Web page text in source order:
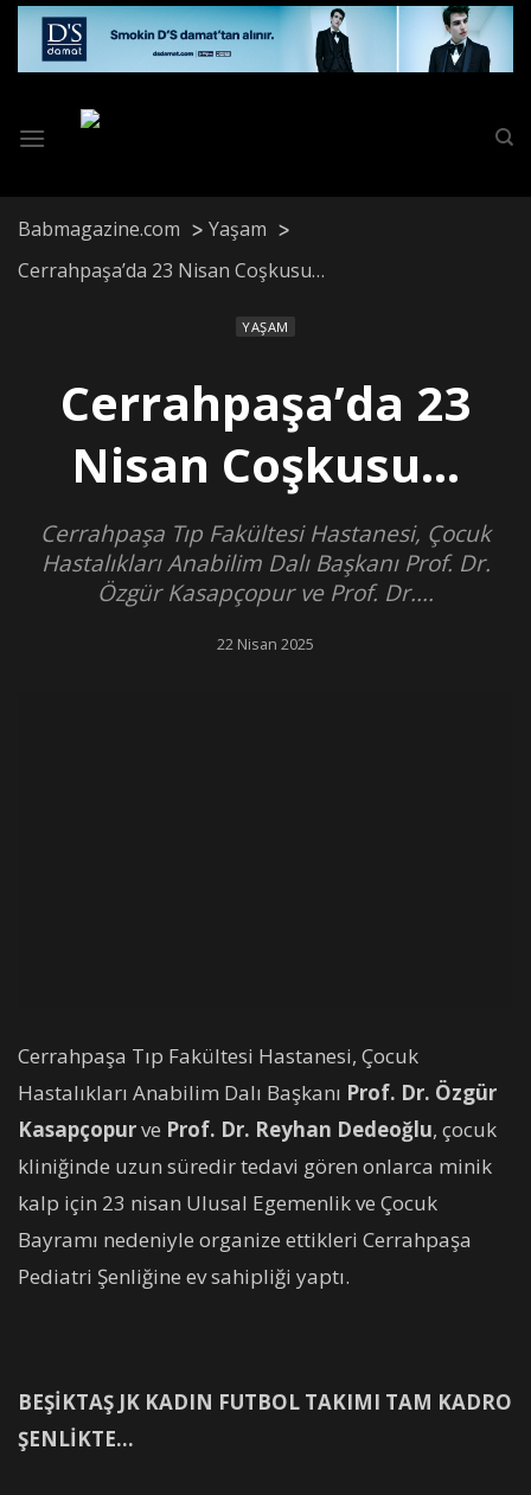
Skip
content
Babmagazine.com
Yaşam
Cerrahpaşa’da 23 Nisan Coşkusu…
YAŞAM
Cerrahpaşa’da 23
Nisan Coşkusu…
Cerrahpaşa Tıp Fakültesi Hastanesi, Çocuk
Hastalıkları Anabilim Dalı Başkanı Prof. Dr.
Özgür Kasapçopur ve Prof. Dr....
22 Nisan 2025
Cerrahpaşa Tıp Fakültesi Hastanesi, Çocuk
Hastalıkları Anabilim Dalı Başkanı Prof. Dr. Özgür
Kasapçopurve Prof. Dr. Reyhan Dedeoğlu, çocuk
kliniğinde uzun süredir tedavi gören onlarca minik
kalp için 23 nisan Ulusal Egemenlik ve Çocuk
Bayramı nedeniyle organize ettikleri Cerrahpaşa
Pediatri Şenliğine ev sahipliği yaptı.
BEŞİKTAŞ JK KADIN FUTBOL TAKIMI TAM KADRO
ŞENLİKTE…